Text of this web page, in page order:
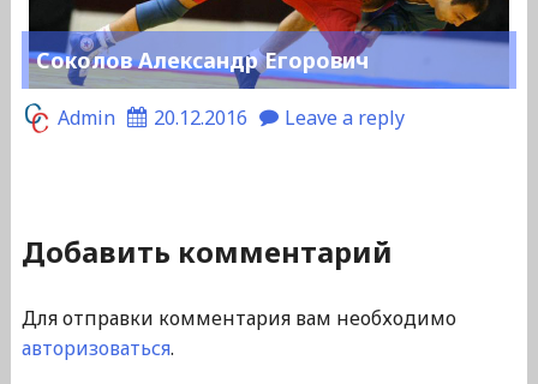
Соколов Александр Егорович
Admin 20.12.2016 Leave a reply
Добавить комментарий
Для отправки комментария вам необходимо
авторизоваться.